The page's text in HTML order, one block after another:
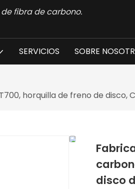
fibra de carbono.
SERVICIOS SOBRE
horquilla de freno de
disco